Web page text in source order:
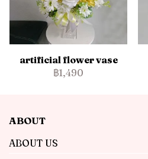
artificial flower vase
฿1,490
ABOUT
ABOUT US